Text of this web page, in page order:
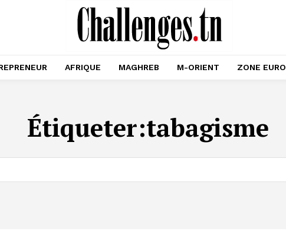
AFRIQUE MAGHREB M-ORIENT ZONE EURO
Étiqueter:tabagisme